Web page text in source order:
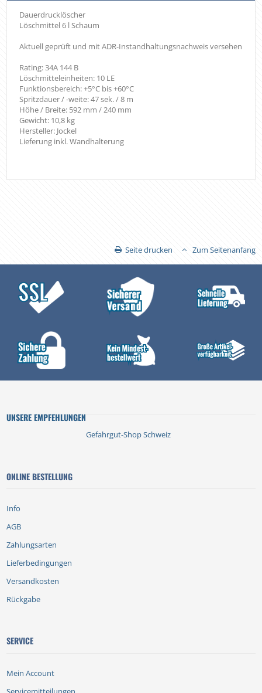
Dauerdrucklöscher
Löschmittel 6 l Schaum
Aktuell geprüft und mit ADR-Instandhaltungsnachweis versehen
Rating: 34A 144 B
Löschmitteleinheiten: 10 LE
Funktionsbereich: +5°C bis +60°C
Spritzdauer / -weite: 47 sek. / 8 m
Höhe / Breite: 592 mm / 240 mm
Gewicht: 10,8 kg
Hersteller: Jockel
Lieferung inkl. Wandhalterung
Seite drucken Zum Seitenanfang
UNSERE EMPFEHLUNGEN
Gefahrgut-Shop Schweiz
ONLINE BESTELLUNG
Info
AGB
Zahlungsarten
Lieferbedingungen
Versandkosten
Rückgabe
SERVICE
Mein Account